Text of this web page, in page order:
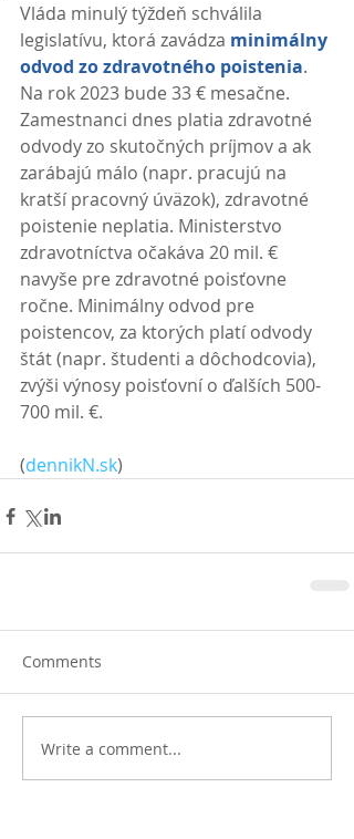
Vláda minulý týždeň schválila
legislatívu, ktorá zavádza minimálny
odvod zo zdravotného poistenia.
Na rok 2023 bude 33 € mesačne.
Zamestnanci dnes platia zdravotné
odvody zo skutočných príjmov a ak
zarábajú málo (napr. pracujú na
kratší pracovný úväzok), zdravotné
poistenie neplatia. Ministerstvo
zdravotníctva očakáva 20 mil. €
navyše pre zdravotné poisťovne
ročne. Minimálny odvod pre
poistencov, za ktorých platí odvody
štát (napr. študenti a dôchodcovia),
zvýši výnosy poisťovní o ďalších 500-
700 mil. €.
(dennikN.sk)
Comments
Write a comment...